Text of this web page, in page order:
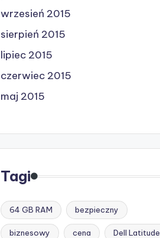
wrzesień 2015
sierpień 2015
lipiec 2015
czerwiec 2015
maj 2015
Tagi
64 GB RAM bezpieczny
biznesowy cena Dell Latitude